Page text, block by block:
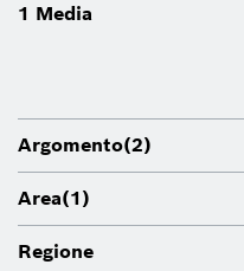
1 Media
Argomento(2)
Area(1)
Regione